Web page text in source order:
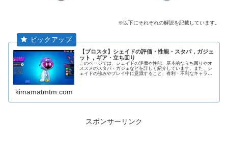
※以下にそれぞれの解説を記載しています。
【ブロスタ】シェイドの評価・性能・スタパ，ガジェ
ット，ギア・立ち回り
このページでは、シェイドの評価や性能、基本的な立ち回りやオ
ススメのスタパ・ガジェなどを詳しく紹介しています。また、シ
ェイドの強みやプレイ中に意識すること、有利・不利なキャラな
kimamatmtm.com
スポンサーリンク